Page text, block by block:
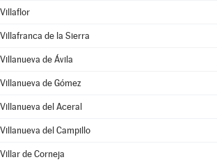
Villaflor
Villafranca de la Sierra
Villanueva de Ávila
Villanueva de Gómez
Villanueva del Aceral
Villanueva del Campillo
Villar de Corneja